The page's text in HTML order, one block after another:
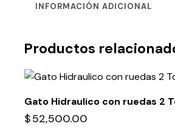
INFORMACIÓN ADICIONAL
Productos
Gato Hidraulico con ruedas 2
$52,500.00